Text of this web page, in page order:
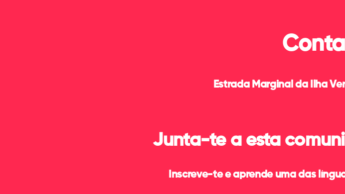
Estrada Marginal da Ilha
Junta-te a esta
Inscreve-te e aprende uma das